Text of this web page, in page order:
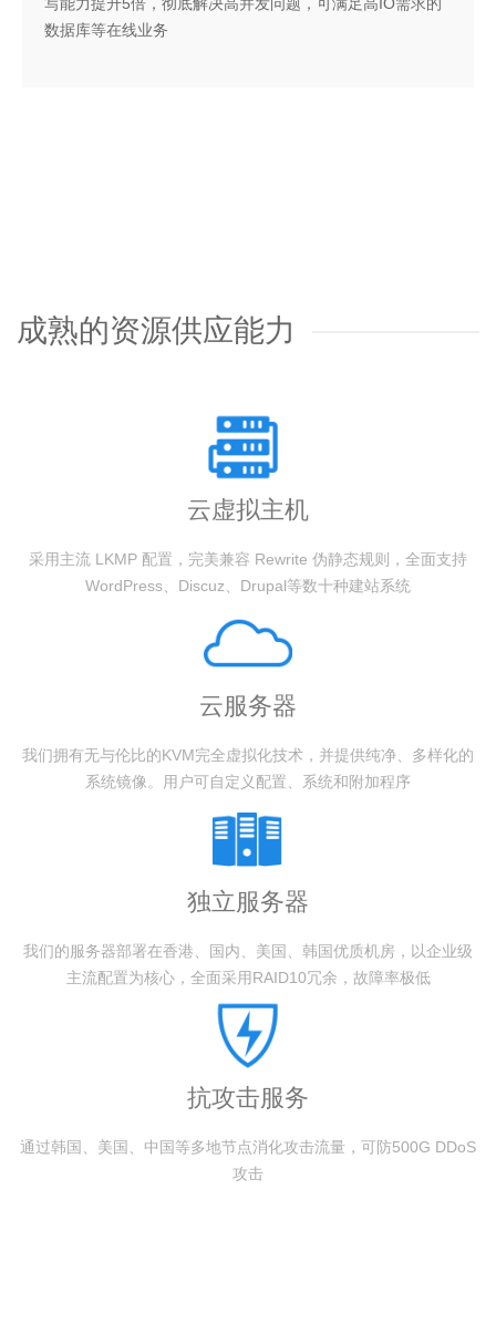
写能力提升5倍，彻底解决高并发问题，可满足高IO需求的
数据库等在线业务
成熟的资源供应能力
云虚拟主机
采用主流 LKMP 配置，完美兼容 Rewrite 伪静态规则，全面支持
WordPress、Discuz、Drupal等数十种建站系统
云服务器
我们拥有无与伦比的KVM完全虚拟化技术，并提供纯净、多样化的
系统镜像。用户可自定义配置、系统和附加程序
独立服务器
我们的服务器部署在香港、国内、美国、韩国优质机房，以企业级
主流配置为核心，全面采用RAID10冗余，故障率极低
抗攻击服务
通过韩国、美国、中国等多地节点消化攻击流量，可防500G DDoS
攻击